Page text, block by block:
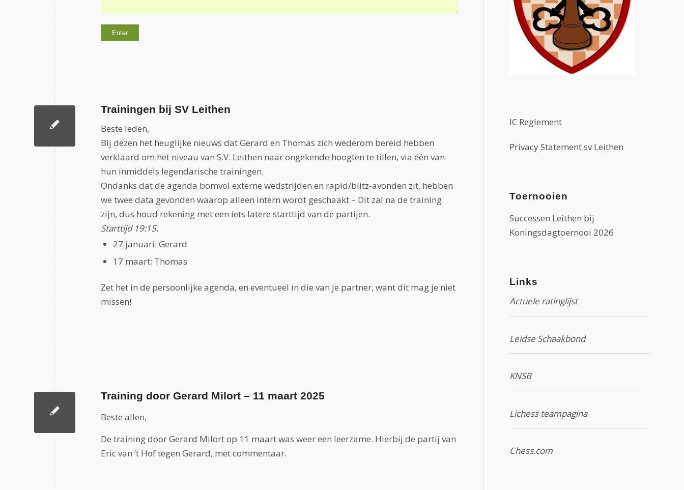
Trainingen bij SV Leithen
Beste leden,
Bij dezen het heuglijke nieuws dat Gerard en Thomas zich wederom bereid hebben
verklaard om het niveau van S.V. Leithen naar ongekende hoogten te tillen, via één van
hun inmiddels legendarische trainingen.
Ondanks dat de agenda bomvol externe wedstrijden en rapid/blitz-avonden zit, hebben
we twee data gevonden waarop alleen intern wordt geschaakt – Dit zal na de training
zijn, dus houd rekening met een iets latere starttijd van de partijen.
Starttijd 19:15.
27 januari: Gerard
17 maart: Thomas
Zet het in de persoonlijke agenda, en eventueel in die van je partner, want dit mag je niet
missen!
Training door Gerard Milort – 11 maart 2025
Beste allen,
De training door Gerard Milort op 11 maart was weer een leerzame. Hierbij de partij van
Eric van ’t Hof tegen Gerard, met commentaar.
IC Reglement
Privacy Statement sv Leithen
Toernooien
Successen Leithen bij
Koningsdagtoernooi 2026
Links
Actuele ratinglijst
Leidse Schaakbond
KNSB
Lichess teampagina
Chess.com